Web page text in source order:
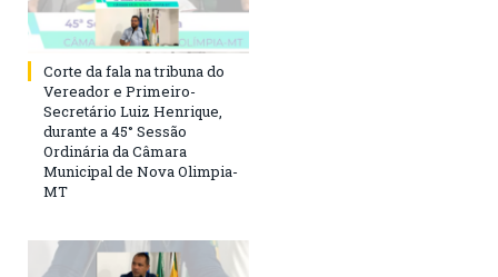
Corte da fala na tribuna do
Vereador e Primeiro-
Secretário Luiz Henrique,
durante a 45° Sessão
Ordinária da Câmara
Municipal de Nova Olimpia-
MT